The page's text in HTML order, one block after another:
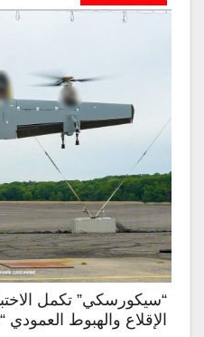
“سيكورسكي” تكمل
الإقلاع والهبوط العمودي